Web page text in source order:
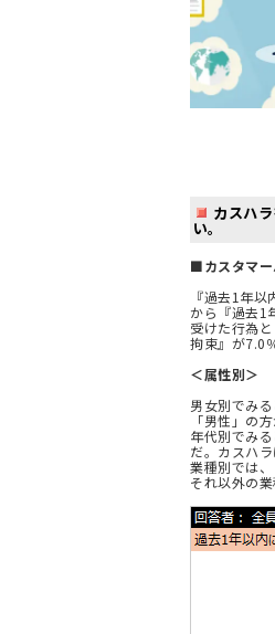
カスハ
い。
■カスタマー
『過去1年
から『過去1
受けた行為
拘束』が7.0
＜属性別＞
男女別でみ
「男性」の
年代別でみ
だ。カスハ
業種別では
それ以外の